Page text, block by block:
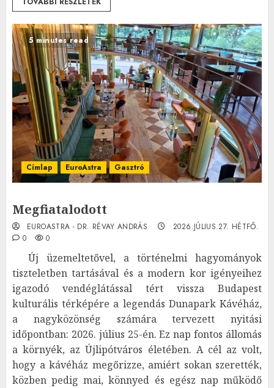
5 minutes read
Címlap EuroAstra Gasztró
Megfiatalodott
EUROASTRA - DR. RÉVAY ANDRÁS
2026.JÚLIUS.27. HÉTFŐ.
0
0
Új üzemeltetővel, a történelmi hagyományok
tiszteletben tartásával és a modern kor igényeihez
igazodó vendéglátással tért vissza Budapest
kulturális térképére a legendás Dunapark Kávéház,
a nagyközönség számára tervezett nyitási
időpontban: 2026. július 25-én. Ez nap fontos állomás
a környék, az Újlipótváros életében. A cél az volt,
hogy a kávéház megőrizze, amiért sokan szerették,
közben pedig mai, könnyed és egész nap működő